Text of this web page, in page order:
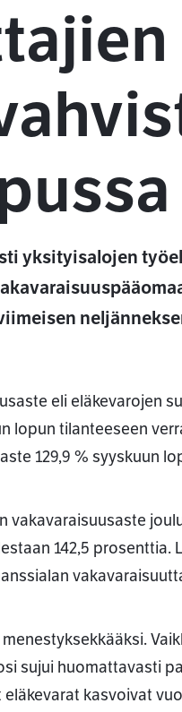
yksityisalojen
eli eläkevarojen
lopun tilanteeseen
129,9 % syyskuun
vakavaraisuusaste
142,5 prosenttia.
sujui huomattavasti
kasvoivat